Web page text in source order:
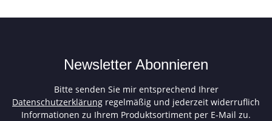
Newsletter Abonnieren
Bitte senden Sie mir entsprechend Ihrer
Datenschutzerklärung regelmäßig und jederzeit widerruflich
Informationen zu Ihrem Produktsortiment per E-Mail zu.